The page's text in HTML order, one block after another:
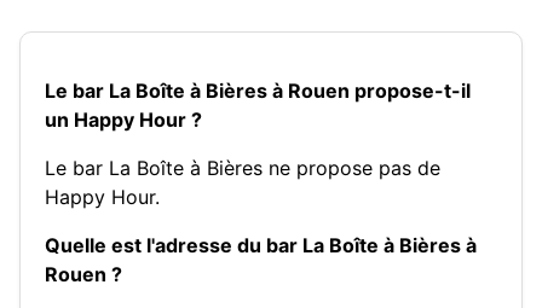
Le bar La Boîte à Bières à Rouen propose-t-il
un Happy Hour ?
Le bar La Boîte à Bières ne propose pas de
Happy Hour.
Quelle est l'adresse du bar La Boîte à Bières à
Rouen ?